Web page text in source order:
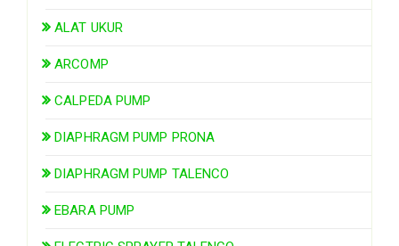
ALAT UKUR
ARCOMP
CALPEDA PUMP
DIAPHRAGM PUMP PRONA
DIAPHRAGM PUMP TALENCO
EBARA PUMP